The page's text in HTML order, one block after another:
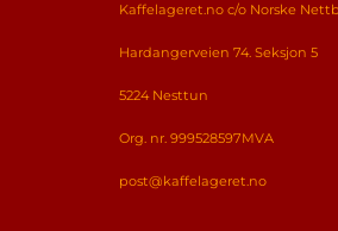
Kaffelageret.no c/o Norske
Hardangerveien 74. Seksjon 5
5224 Nesttun
Org. nr. 999528597MVA
post@kaffelageret.no